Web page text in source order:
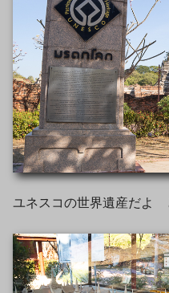
ユネスコの世界遺産だよ